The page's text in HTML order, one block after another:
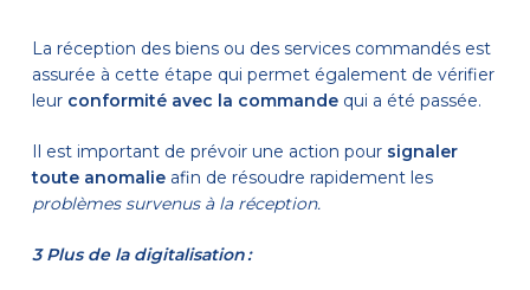
La réception des biens ou des services commandés est
assurée à cette étape qui permet également de vérifier
leur conformité avec la commandequi a été passée.
Il est important de prévoir une action pour signaler
toute anomalieafin de résoudre rapidement les
problèmes survenus à la réception.
3 Plus de la digitalisation :